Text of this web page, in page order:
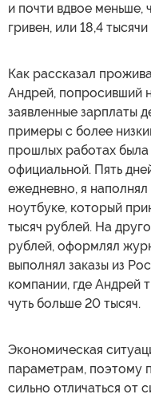
и почти вдвое меньше,
гривен, или 18,4
Как рассказал
Андрей, попросивший
заявленные зарплаты
примеры с более
прошлых работах
официальной. Пять
ежедневно, я
ноутбуке, который
тысяч рублей. На
рублей, оформлял
выполнял заказы из
компании, где Андрей
чуть больше 20 тысяч.
Экономическая
параметрам, поэтому
сильно отличаться от